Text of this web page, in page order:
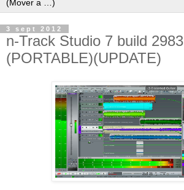
3 sept 2012
n-Track Studio 7 build 2983
(PORTABLE)(UPDATE)